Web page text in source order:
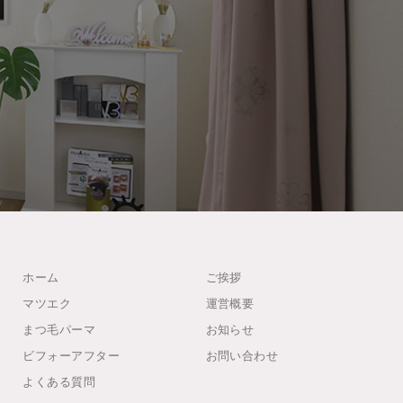
ホーム
マツエク
まつ毛パーマ
ビフォーアフター
よくある質問
ご挨拶
運営概要
お知らせ
お問い合わせ